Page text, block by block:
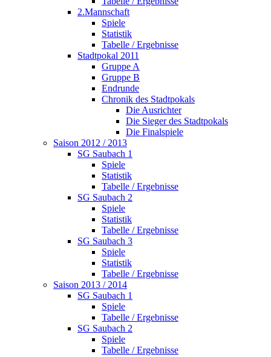
2.Mannschaft
Spiele
Statistik
Tabelle / Ergebnisse
Stadtpokal 2011
Gruppe A
Gruppe B
Endrunde
Chronik des Stadtpokals
Die Ausrichter
Die Sieger des Stadtpokals
Die Finalspiele
Saison 2012 / 2013
SG Saubach 1
Spiele
Statistik
Tabelle / Ergebnisse
SG Saubach 2
Spiele
Statistik
Tabelle / Ergebnisse
SG Saubach 3
Spiele
Statistik
Tabelle / Ergebnisse
Saison 2013 / 2014
SG Saubach 1
Spiele
Tabelle / Ergebnisse
SG Saubach 2
Spiele
Tabelle / Ergebnisse